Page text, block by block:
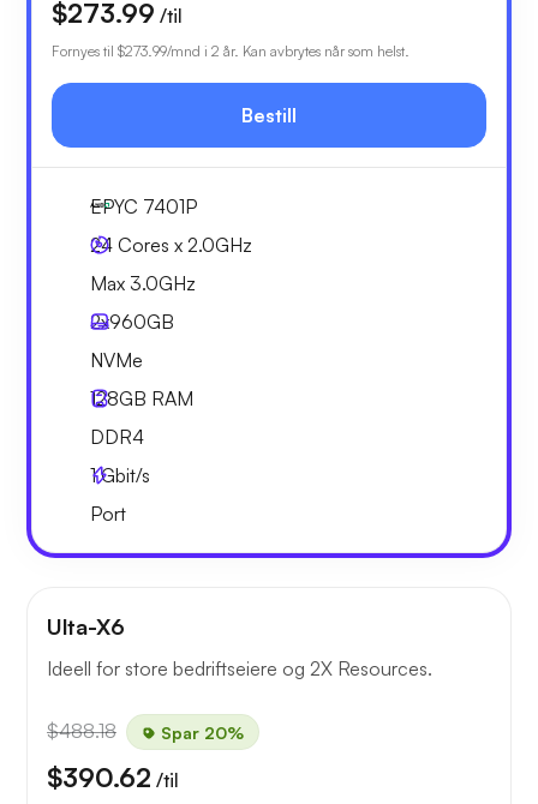
$273.99 /til
Fornyes til $273.99/mnd i 2 år. Kan avbrytes når som helst.
Bestill
EPYC 7401P
24 Cores x 2.0GHz
Max 3.0GHz
2x960GB
NVMe
128GB RAM
DDR4
1Gbit/s
Port
Ulta-X6
Ideell for store bedriftseiere og 2X Resources.
$488.18 Spar 20%
$390.62 /til